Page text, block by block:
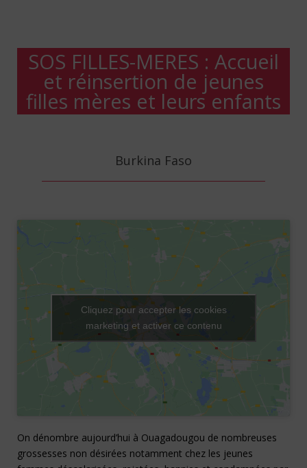
SOS FILLES-MERES : Accueil
et réinsertion de jeunes
filles mères et leurs enfants
Burkina Faso
Cliquez pour accepter les cookies
marketing et activer ce contenu
On dénombre aujourd’hui à Ouagadougou de nombreuses
grossesses non désirées notamment chez les jeunes